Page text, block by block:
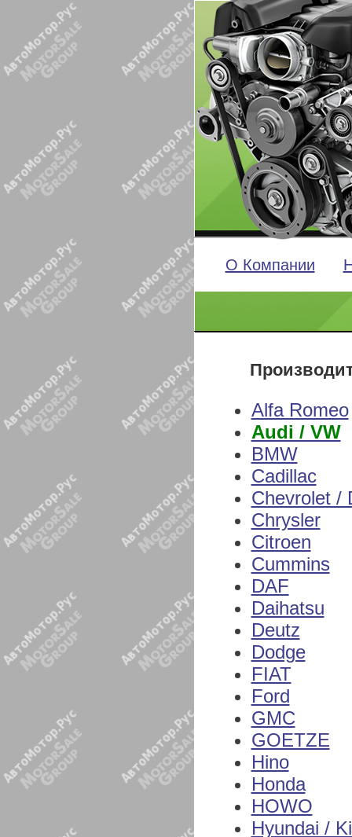
О Компании
Alfa Romeo
Audi / VW
BMW
Cadillac
Chevrolet /
Chrysler
Citroen
Cummins
DAF
Daihatsu
Deutz
Dodge
FIAT
Ford
GMC
GOETZE
Hino
Honda
HOWO
Hyundai /